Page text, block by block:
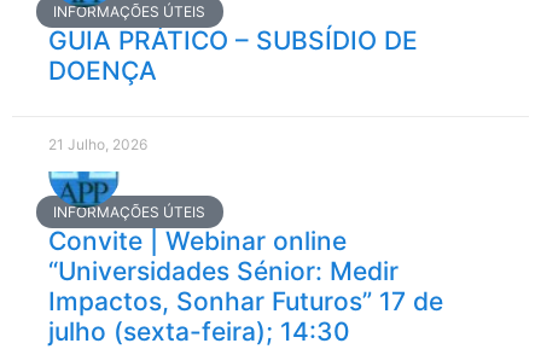
INFORMAÇÕES ÚTEIS
GUIA PRÁTICO – SUBSÍDIO DE
DOENÇA
21 Julho, 2026
INFORMAÇÕES ÚTEIS
Convite | Webinar online
“Universidades Sénior: Medir
Impactos, Sonhar Futuros” 17 de
julho (sexta-feira); 14:30